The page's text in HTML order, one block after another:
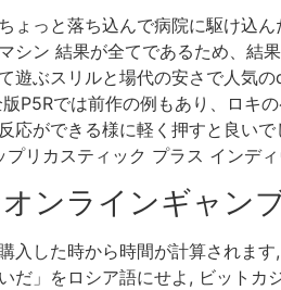
ょっと落ち込んで病院に駆け込
シン 結果が全てであるため、結
遊ぶスリルと場代の安さで人気
P5Rでは前作の例もあり、ロキ
応ができる様に軽く押すと良い
プリカスティック プラス インディ
ンラインギャンブ
入した時から時間が計算されま
だ」をロシア語にせよ, ビット